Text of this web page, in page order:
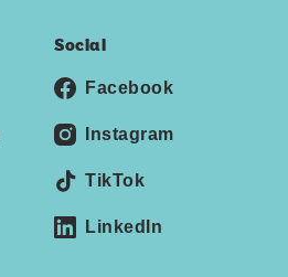
Social
Facebook
Instagram
TikTok
LinkedIn